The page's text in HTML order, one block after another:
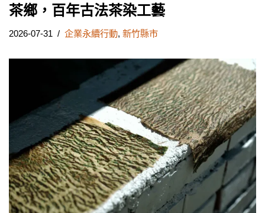
茶鄉，百年古法茶染工藝
2026-07-31 企業永續行動, 新竹縣市